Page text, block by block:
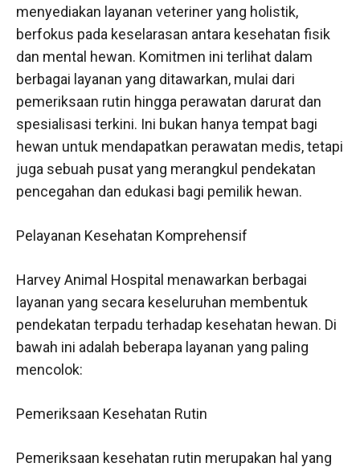
menyediakan layanan veteriner yang holistik,
berfokus pada keselarasan antara kesehatan fisik
dan mental hewan. Komitmen ini terlihat dalam
berbagai layanan yang ditawarkan, mulai dari
pemeriksaan rutin hingga perawatan darurat dan
spesialisasi terkini. Ini bukan hanya tempat bagi
hewan untuk mendapatkan perawatan medis, tetapi
juga sebuah pusat yang merangkul pendekatan
pencegahan dan edukasi bagi pemilik hewan.
Pelayanan Kesehatan Komprehensif
Harvey Animal Hospital menawarkan berbagai
layanan yang secara keseluruhan membentuk
pendekatan terpadu terhadap kesehatan hewan. Di
bawah ini adalah beberapa layanan yang paling
mencolok:
Pemeriksaan Kesehatan Rutin
Pemeriksaan kesehatan rutin merupakan hal yang